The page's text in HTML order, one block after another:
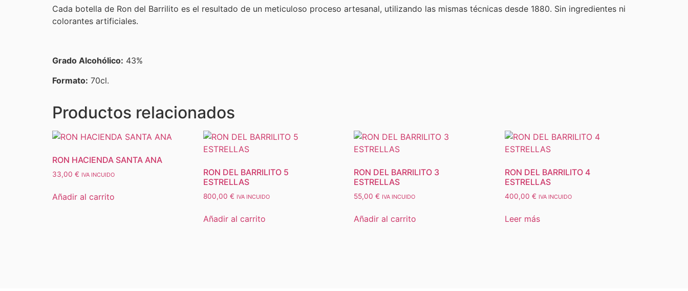
Cada botella de Ron del Barrilito es el resultado de un meticuloso proceso artesanal, utilizando las mismas técnicas desde 1880. Sin ingredientes ni
colorantes artificiales.
Grado Alcohólico: 43%
Formato: 70cl.
Productos relacionados
RON HACIENDA SANTA ANA
33,00 € IVA INCUIDO
Añadir al carrito
RON DEL BARRILITO 5
ESTRELLAS
800,00 € IVA INCUIDO
Añadir al carrito
RON DEL BARRILITO 3
ESTRELLAS
55,00€ IVA INCUIDO
Añadir al carrito
RON DEL BARRILITO 4
ESTRELLAS
400,00€ IVA INCUIDO
Leer más